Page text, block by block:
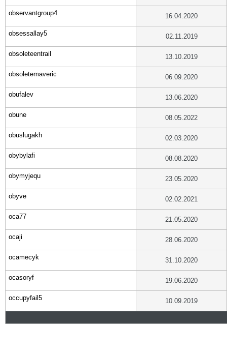
observantgroup4 16.04.2020
obsessallay5 02.11.2019
obsoleteentrail 13.10.2019
obsoletemaveric 06.09.2020
obufalev 13.06.2020
obune 08.05.2022
obuslugakh 02.03.2020
obybylafi 08.08.2020
obymyjequ 23.05.2020
obyve 02.02.2021
oca77 21.05.2020
ocaji 28.06.2020
ocamecyk 31.10.2020
ocasoryf 19.06.2020
occupyfail5 10.09.2019